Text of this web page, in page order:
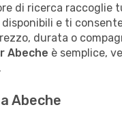
di ricerca raccoglie
e ti
durata o
Abeche è semplice,
Abeche